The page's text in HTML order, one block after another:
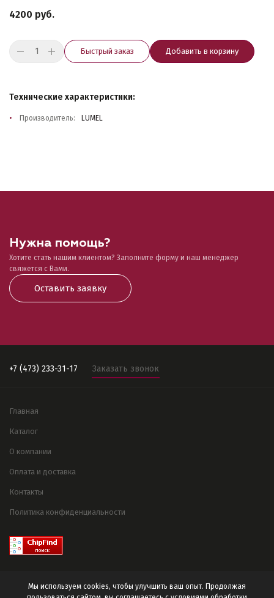
4200 руб.
Добавить в корзину
Быстрый заказ
Технические характеристики:
Производитель: LUMEL
Нужна помощь?
Хотите стать нашим клиентом? Заполните форму и наш менеджер
свяжется с Вами.
Оставить заявку
Мы используем cookies, чтобы улучшить ваш опыт. Продолжая
+7 (473) 233-31-17 Заказать звонок
Главная
Каталог
О компании
Оплата и доставка
Контакты
Политика конфиденциальности